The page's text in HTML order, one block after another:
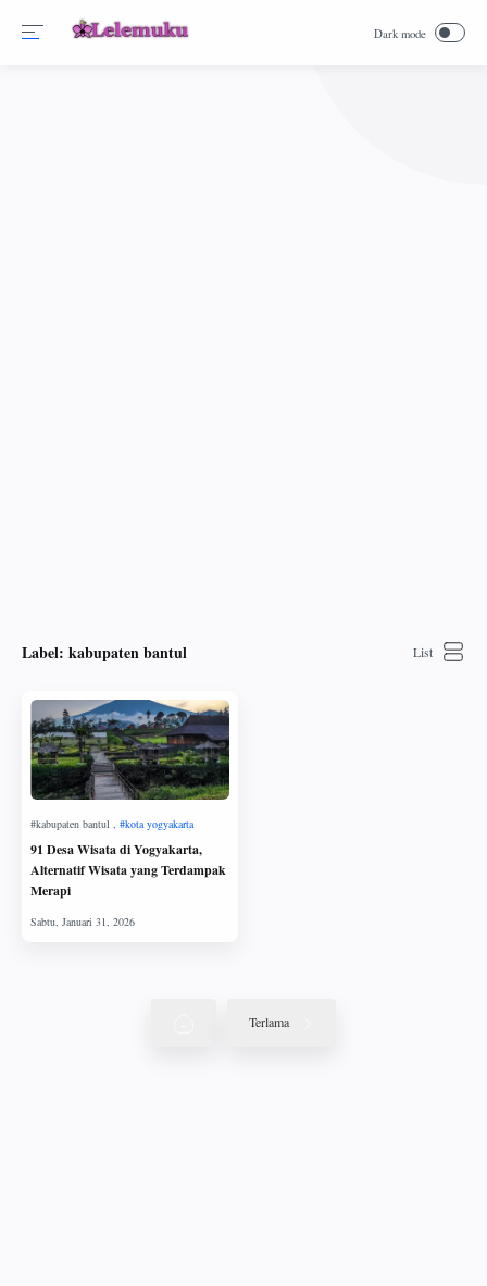
Label: kabupaten bantul
91 Desa Wisata di Yogyakarta,
Alternatif Wisata yang Terdampak
Merapi
Terlama